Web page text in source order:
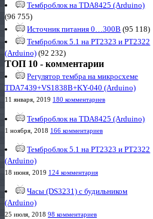
Темброблок на TDA8425 (Arduino)
(96 755)
Источник питания 0…300В (95 118)
Темброблок 5.1 на PT2323 и PT2322
(Arduino) (92 232)
ТОП 10 - комментарии
Регулятор тембра на микросхеме
TDA7439+VS1838B+KY-040 (Arduino)
11 января, 2019 180 комментариев
Темброблок на TDA8425 (Arduino)
1 ноября, 2018 166 комментариев
Темброблок 5.1 на PT2323 и PT2322
(Arduino)
18 июня, 2019 124 комментария
Часы (DS3231) с будильником
(Arduino)
25 июля, 2018 98 комментариев